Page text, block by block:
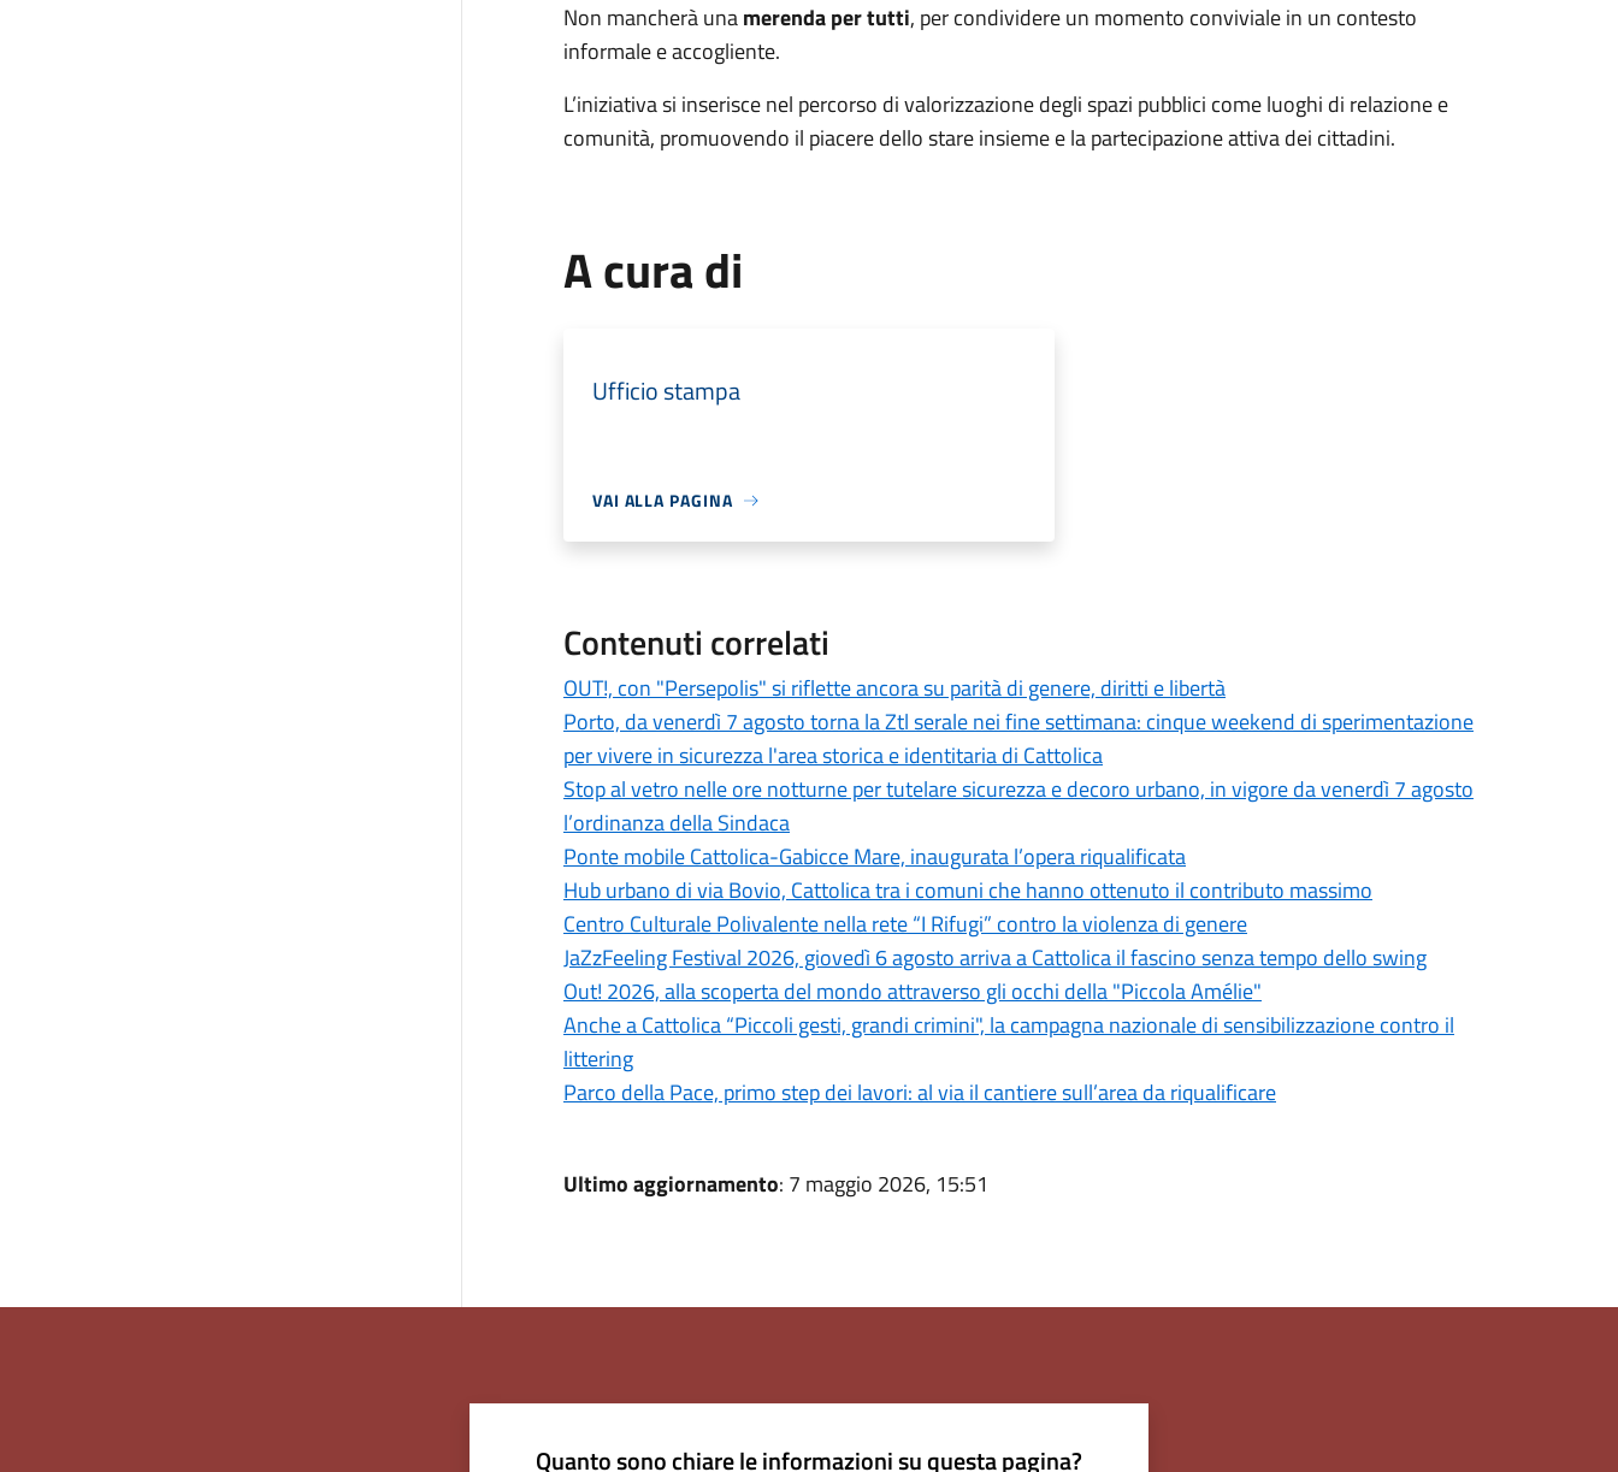
Non mancherà unamerenda per tutti, per condividere un momento conviviale in un contesto
informale e accogliente.
L’iniziativa si inserisce nel percorso di valorizzazione degli spazi pubblici come luoghi di relazione e
comunità, promuovendo il piacere dello stare insieme e la partecipazione attiva dei cittadini.
A cura di
Ufficio stampa
VAI ALLA PAGINA
Contenuti correlati
OUT!, con "Persepolis" si riflette ancora su parità di genere, diritti e libertà
Porto, da venerdì 7 agosto torna la Ztl serale nei fine settimana: cinque weekend di sperimentazione
per vivere in sicurezza l'area storica e identitaria di Cattolica
Stop al vetro nelle ore notturne per tutelare sicurezza e decoro urbano, in vigore da venerdì 7 agosto
l’ordinanza della Sindaca
Ponte mobile Cattolica-Gabicce Mare, inaugurata l’opera riqualificata
Hub urbano di via Bovio, Cattolica tra i comuni che hanno ottenuto il contributo massimo
Centro Culturale Polivalente nella rete “I Rifugi” contro la violenza di genere
JaZzFeeling Festival 2026, giovedì 6 agosto arriva a Cattolica il fascino senza tempo dello swing
Out! 2026, alla scoperta del mondo attraverso gli occhi della "Piccola Amélie"
Anche a Cattolica “Piccoli gesti, grandi crimini", la campagna nazionale di sensibilizzazione contro il
littering
Parco della Pace, primo step dei lavori: al via il cantiere sull’area da riqualificare
Ultimo aggiornamento: 7 maggio 2026, 15:51
Quanto sono chiare le informazioni su questa pagina?